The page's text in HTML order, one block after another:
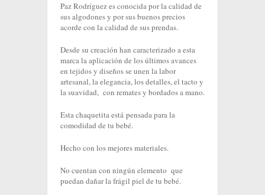
Paz Rodríguez es conocida por la calidad de
sus algodones y por sus buenos precios
acorde con la calidad de sus prendas.
Desde su creación han caracterizado a esta
marca la aplicación de los últimos avances
en tejidos y diseños se unen la labor
artesanal, la elegancia, los detalles, el tacto y
la suavidad, con remates y bordados a mano.
Esta chaquetita está pensada para la
comodidad de tu bebé.
Hecho con los mejores materiales.
No cuentan con ningún elemento que
puedan dañar la frágil piel de tu bebé.